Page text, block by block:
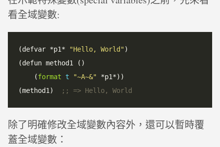
看全域變數:
(defvar *p1* "Hello, World")
(defun method1 ()
    (
format t "~A~&" *p1*))
(method1)
;; => Hello, World
除了明確修改全域變數內容外，還可以暫時覆
蓋全域變數：